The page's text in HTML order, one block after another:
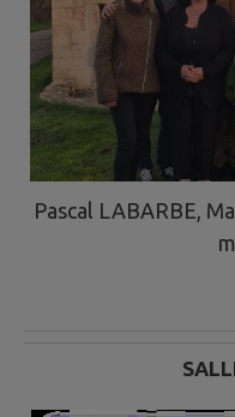
Pascal LABARBE,